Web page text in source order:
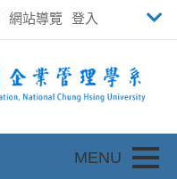
網站導覽 登入